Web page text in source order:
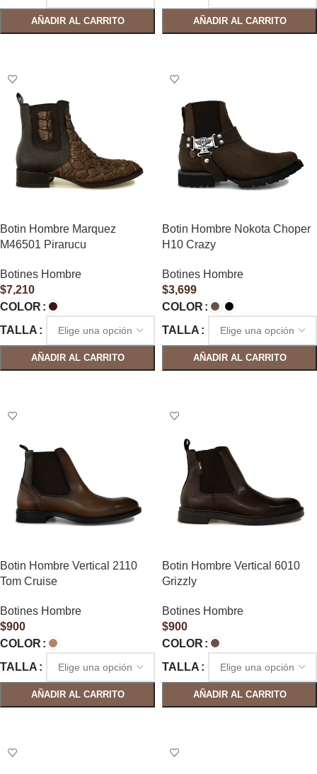
AÑADIR AL CARRITO AÑADIR AL CARRITO
Botin Hombre Marquez
M46501 Pirarucu
Botines Hombre
$7,210
COLOR
TALLA
AÑADIR AL CARRITO
Botin Hombre Nokota Choper
H10 Crazy
Botines Hombre
$3,699
COLOR
TALLA
AÑADIR AL CARRITO
Botin Hombre Vertical 2110
Tom Cruise
Botines Hombre
$900
COLOR
TALLA
AÑADIR AL CARRITO
Botin Hombre Vertical 6010
Grizzly
Botines Hombre
$900
COLOR
TALLA
AÑADIR AL CARRITO